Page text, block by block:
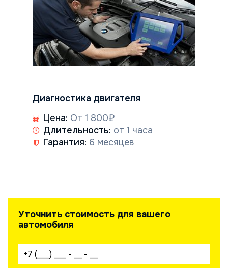
Диагностика двигателя
Цена: От 1 800₽
Длительность: от 1 часа
Гарантия: 6 месяцев
Уточнить стоимость для вашего
автомобиля
Ваш телефон: